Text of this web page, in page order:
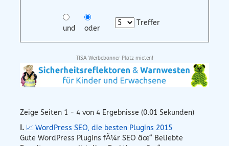
und oder
Treffer
TISA Werbebanner Platz mieten!
Zeige Seiten 1 - 4 von 4 Ergebnisse (0.01 Sekunden)
I. 📈 WordPress SEO, die besten Plugins 2015
Gute WordPress Plugins fÃ¼r SEO âœ“ Beliebte